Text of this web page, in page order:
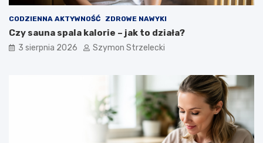
CODZIENNA AKTYWNOŚĆ ZDROWE NAWYKI
Czy sauna spala kalorie – jak to działa?
3 sierpnia 2026 Szymon Strzelecki